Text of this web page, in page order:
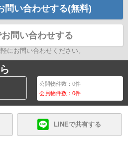
問い合わせする(無料)
問い合わせする
にお問い合わせください。
公開物件数：0件
会員物件数：0件
LINEで共有する